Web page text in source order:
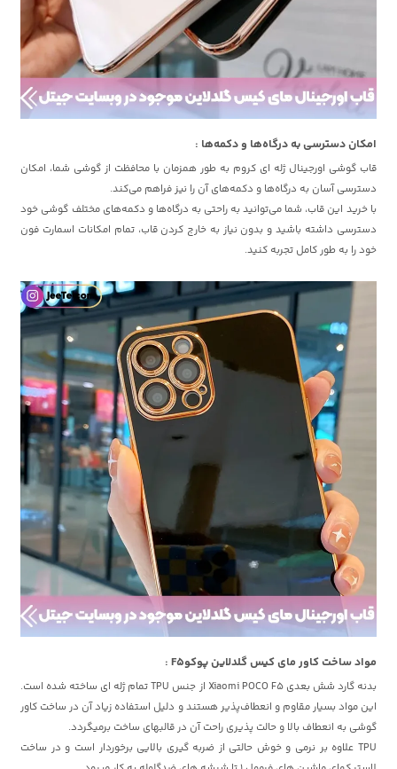
امکان دسترسی به درگاه‌ها و دکمه‌ها :
قاب گوشی اورجینال ژله ای کروم به طور همزمان با محافظت از گوشی شما، امکان
دسترسی آسان به درگاه‌ها و دکمه‌های آن را نیز فراهم می‌کند.
با خرید این قاب، شما می‌توانید به راحتی به درگاه‌ها و دکمه‌های مختلف گوشی خود
دسترسی داشته باشید و بدون نیاز به خارج کردن قاب، تمام امکانات اسمارت فون
خود را به طور کامل تجربه کنید.
مواد ساخت کاور مای کیس گلدلاین پوکوF5 :
بدنه گارد شش بعدی Xiaomi POCO F5 از جنس TPU تمام ژله ای ساخته شده است.
این مواد بسیار مقاوم و انعطاف‌پذیر هستند و دلیل استفاده زیاد آن در ساخت کاور
گوشی به انعطاف بالا و حالت پذیری راحت آن در قالبهای ساخت برمیگردد.
TPU علاوه بر نرمی و خوش حالتی از ضربه گیری بالایی برخوردار است و در ساخت